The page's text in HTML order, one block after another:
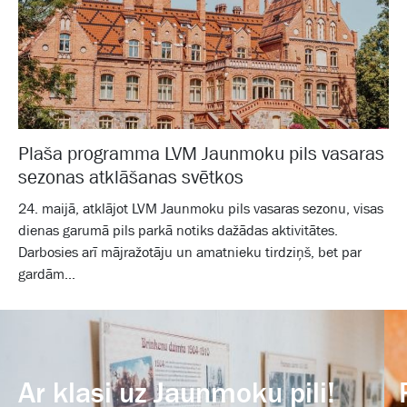
Plaša programma LVM Jaunmoku pils vasaras
sezonas atklāšanas svētkos
24. maijā, atklājot LVM Jaunmoku pils vasaras sezonu, visas
dienas garumā pils parkā notiks dažādas aktivitātes.
Darbosies arī mājražotāju un amatnieku tirdziņš, bet par
gardām...
Ar klasi uz Jaunmoku pili!